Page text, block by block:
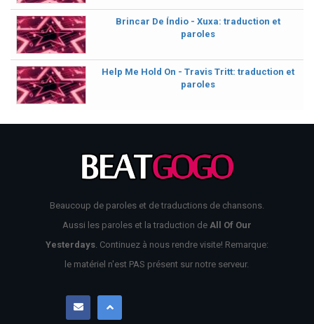
Brincar De Índio - Xuxa: traduction et
paroles
Help Me Hold On - Travis Tritt: traduction et
paroles
Beaucoup de paroles et de traductions de chansons.
Aussi les paroles et la traduction de All Of Our
Yesterdays. Continuez à nous rendre visite! Remarque:
le matériel n'est PAS présent sur notre serveur.